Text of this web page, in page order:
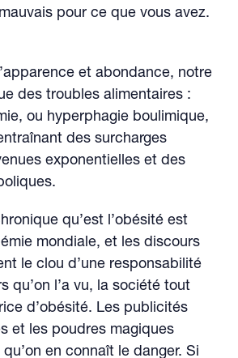
pour ce que vous avez.
et abondance, notre
des troubles alimentaires :
ou hyperphagie boulimique,
des surcharges
exponentielles et des
qu’est l’obésité est
mondiale, et les discours
le clou d’une responsabilité
qu’on l’a vu, la société tout
d’obésité. Les publicités
et les poudres magiques
en connaît le danger. Si